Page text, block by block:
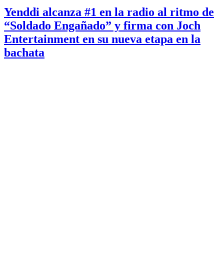
Yenddi alcanza #1 en la radio al ritmo de
“Soldado Engañado” y firma con Joch
Entertainment en su nueva etapa en la
bachata